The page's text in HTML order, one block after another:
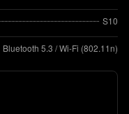
S10
Bluetooth 5.3 / Wi-Fi (802.11n)